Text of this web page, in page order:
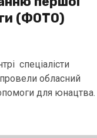
(ФОТО)
спеціалісти
обласний
для юнацтва.